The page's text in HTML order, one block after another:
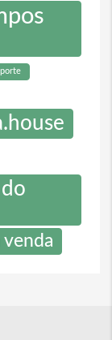
venda